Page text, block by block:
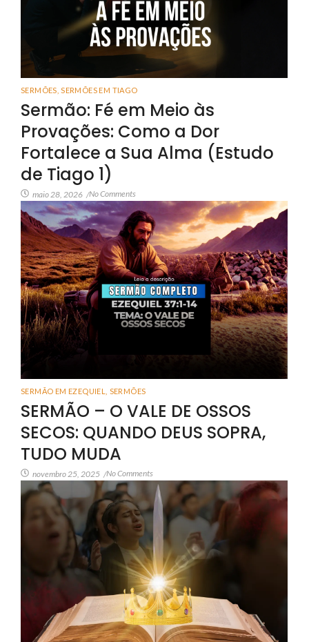
SERMÕES SERMÕES EM TIAGO
Sermão: Fé em Meio às
Provações: Como a Dor
Fortalece a Sua Alma (Estudo
de Tiago 1)
maio 28, 2026 /No Comments
SERMÃO EM EZEQUIEL SERMÕES
SERMÃO – O VALE DE OSSOS
SECOS: QUANDO DEUS SOPRA,
TUDO MUDA
novembro 25, 2025 /No Comments